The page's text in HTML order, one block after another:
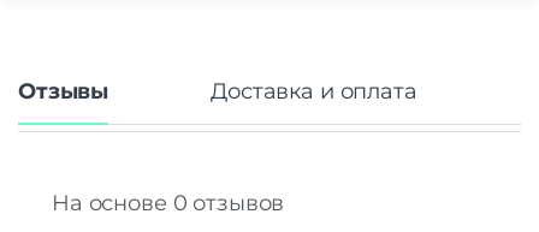
Отзывы Доставка и оплата
На основе 0 отзывов